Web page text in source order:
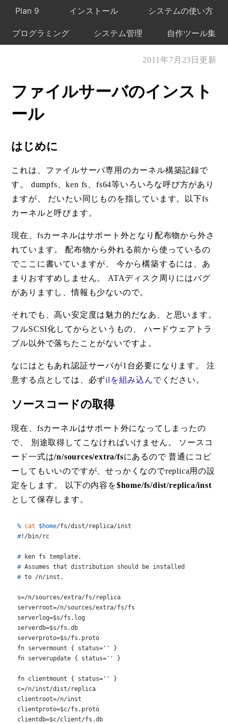
Plan 9 インストール システムの使い方
プログラミング システム管理 自作ツール集
2011年7月23日更新
ファイルサーバのインスト
ール
はじめに
これは、ファイルサーバ専用のカーネル構築記録で
す。 dumpfs、ken fs、fs64等いろいろな呼び方があり
ますが、 だいたい同じものを指しています。以下fs
カーネルと呼びます。
現在、fsカーネルはサポート外となり配布物から外さ
れています。 配布物から外れる前から使っているの
でここに書いていますが、 今から構築するには、あ
まりおすすめしません。 ATAディスク周りにはバグ
がありますし、情報も少ないので。
それでも、高い安定度は魅力的だなあ、と思います。
フルSCSI化してからというもの、 ハードウェアトラ
ブル以外で落ちたことがないですよ。
なにはともあれ認証サーバが1台必要になります。 注
意する点としては、必ずilを組み込んでください。
ソースコードの取得
現在、fsカーネルはサポート外になってしまったの
で、 別途取得してこなければいけません。 ソースコ
ード一式は/n/sources/extra/fsにあるので 普通にコピ
ーしてもいいのですが、せっかくなのでreplica用の設
定をします。 以下の内容を$home/fs/dist/replica/inst
として保存します。
% cat $home/fs/dist/replica/inst
#!/bin/rc
# ken fs template.
# Assumes that distribution should be installed
# to /n/inst.
s=/n/sources/extra/fs/replica
serverroot=/n/sources/extra/fs/fs
serverlog=$s/fs.log
serverdb=$s/fs.db
serverproto=$s/fs.proto
fn servermount { status='' }
fn serverupdate { status='' }
fn clientmount { status='' }
c=/n/inst/dist/replica
clientroot=/n/inst
clientproto=$c/fs.proto
clientdb=$c/client/fs.db